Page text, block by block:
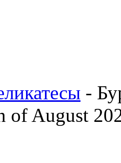
-
of August